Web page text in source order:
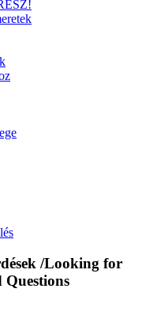
/Looking for
Questions